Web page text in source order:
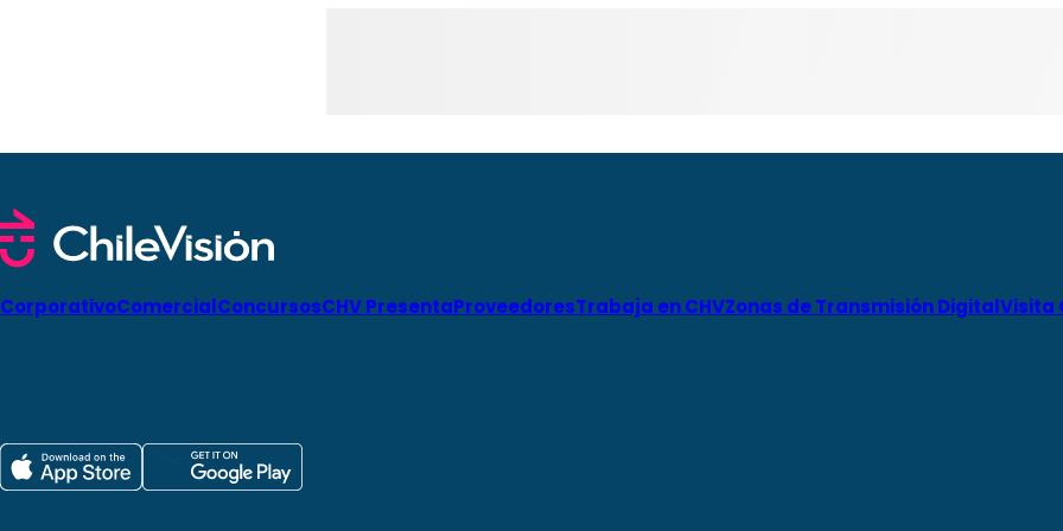
CorporativoComercialConcursosCHV PresentaProveedoresTrabaja en CHVZonas de Transmisión DigitalVisita